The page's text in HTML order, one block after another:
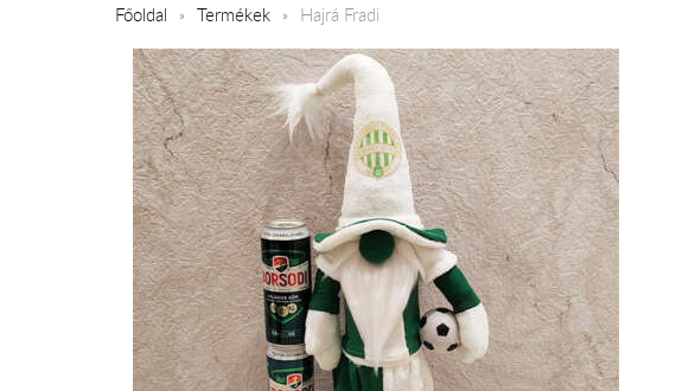
Főoldal Termékek Hajrá Fradi